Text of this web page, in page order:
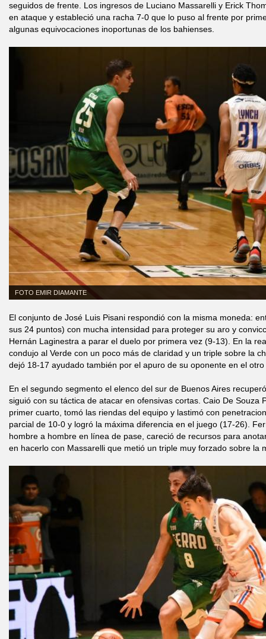
seguidos de frente. Los ingresos de Luciano Massarelli y Erick
en ataque y estableció una racha 7-0 que lo puso al frente por
algunas equivocaciones inoportunas de los bahienses.
FOTO EMIR DIAMANTE
El conjunto de José Luis Pisani respondió con la misma moneda:
sus 24 puntos) con mucha intensidad para proteger su aro y
Hernán Laginestra a parar el duelo por primera vez (9-13). En la
condujo al Verde con un poco más de claridad y un triple sobre la
dejó 18-17 ayudado también por el apuro de su oponente en el
En el segundo segmento el elenco del sur de Buenos Aires
siguió con su táctica de atacar en ofensivas cortas. Caio De Souza
primer cuarto, tomó las riendas del equipo y lastimó con
parcial de 10-0 y logró la máxima diferencia en el juego (17-26).
hombre a hombre en línea de pase, careció de recursos para
en hacerlo con Massarelli que metió un triple muy forzado sobre la